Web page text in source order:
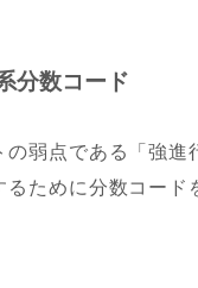
分数コード
の弱点である「強進
るために分数コード